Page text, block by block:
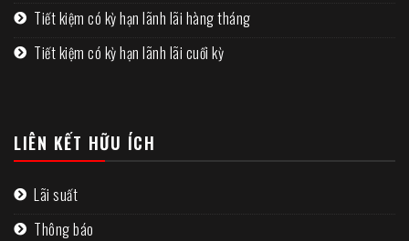
Tiết kiệm có kỳ hạn lãnh lãi hàng tháng
Tiết kiệm có kỳ hạn lãnh lãi cuối kỳ
LIÊN KẾT HỮU ÍCH
Lãi suất
Thông báo